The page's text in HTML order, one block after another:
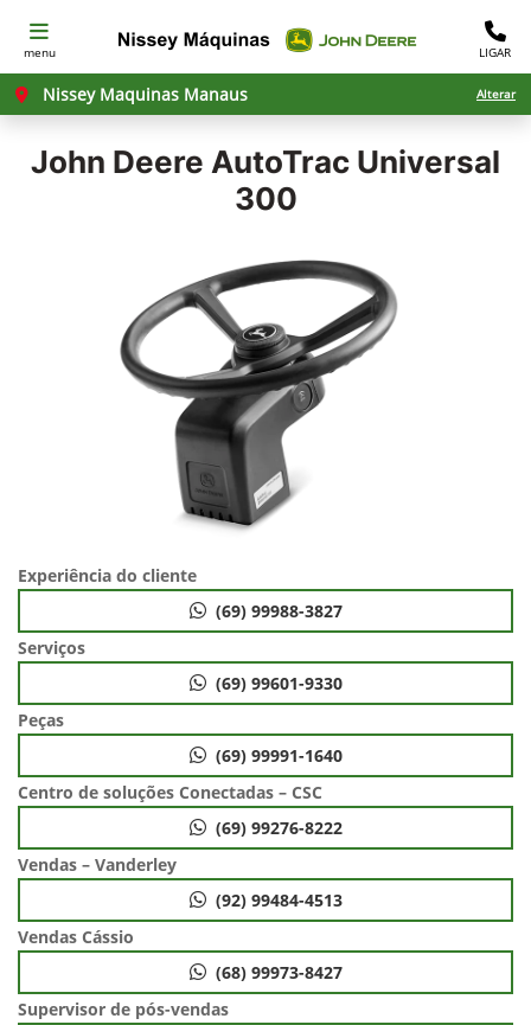
menu LIGAR
Nissey Maquinas Manaus Alterar
John Deere AutoTrac Universal
300
Experiência do cliente
(69) 99988-3827
Serviços
(69) 99601-9330
Peças
(69) 99991-1640
Centro de soluções Conectadas – CSC
(69) 99276-8222
Vendas – Vanderley
(92) 99484-4513
Vendas Cássio
(68) 99973-8427
Supervisor de pós-vendas